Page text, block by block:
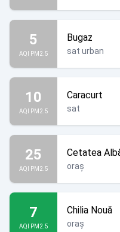
5
AQI PM2.5
Bugaz
sat urban
10
AQI PM2.5
Caracurt
sat
25
AQI PM2.5
Cetatea
oraș
7
AQI PM2.5
Chilia Nouă
oraș